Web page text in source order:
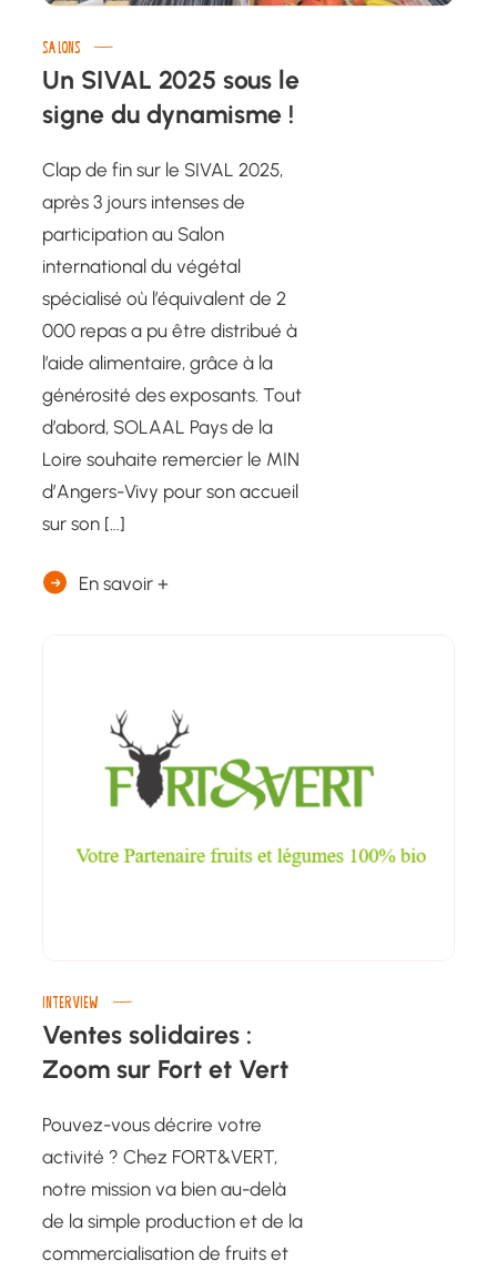
SALONS
Un SIVAL 2025 sous le
signe du dynamisme !
Clap de fin sur le SIVAL 2025,
après 3 jours intenses de
participation au Salon
international du végétal
spécialisé où l’équivalent de 2
000 repas a pu être distribué à
l’aide alimentaire, grâce à la
générosité des exposants. Tout
d’abord, SOLAAL Pays de la
Loire souhaite remercier le MIN
d’Angers-Vivy pour son accueil
sur son […]
En savoir +
INTERVIEW
Ventes solidaires :
Zoom sur Fort et Vert
Pouvez-vous décrire votre
activité ? Chez FORT&VERT,
notre mission va bien au-delà
de la simple production et de la
commercialisation de fruits et